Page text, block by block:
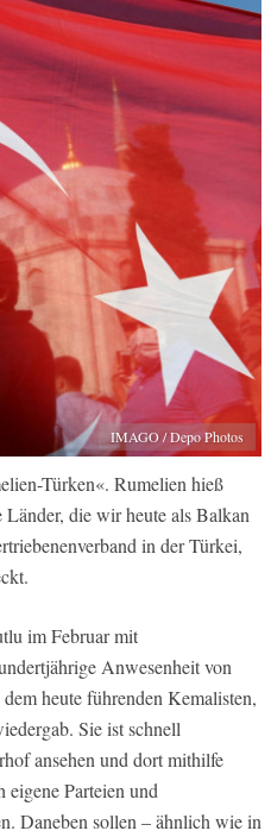
IMAGO / Depo Photos
Türken«. Rumelien hieß
Länder, die wir heute als Balkan
in der Türkei,
im Februar mit
Anwesenheit von
heute führenden Kemalisten,
Sie ist schnell
ansehen und dort mithilfe
Parteien und
Daneben sollen – ähnlich wie in